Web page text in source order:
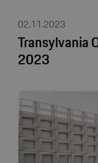
02.11.2023
Transylvania
2023